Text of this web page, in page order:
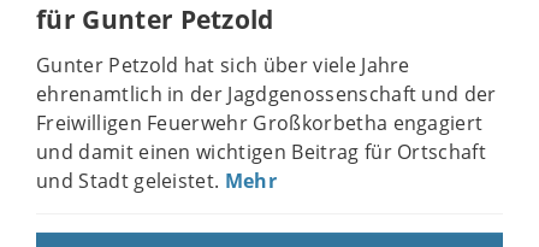
für Gunter Petzold
Gunter Petzold hat sich über viele Jahre
ehrenamtlich in der Jagdgenossenschaft und der
Freiwilligen Feuerwehr Großkorbetha engagiert
und damit einen wichtigen Beitrag für Ortschaft
und Stadt geleistet. Mehr